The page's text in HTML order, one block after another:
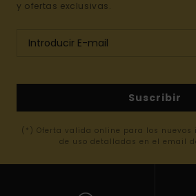
y ofertas exclusivas.
Suscribir
(*) Oferta valida online para los nuevos
de uso detalladas en el email